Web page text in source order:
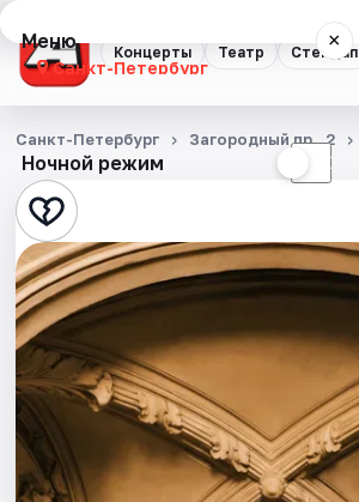
Концерты Театр Стендап
Меню ×
Санкт-Петербург
Концерты
Театр
Стендап
Выставки
Квесты
Экскурсии
Спорт
Ночной режим ☾
Санкт-Петербург Загородный пр., 2